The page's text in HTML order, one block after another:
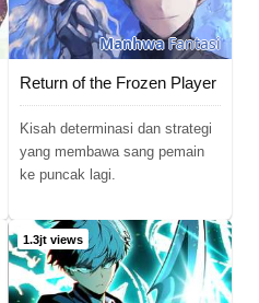
ManhwaFantasi
Return of the Frozen Player
Kisah determinasi dan strategi
yang membawa sang pemain
ke puncak lagi.
1.3jt views